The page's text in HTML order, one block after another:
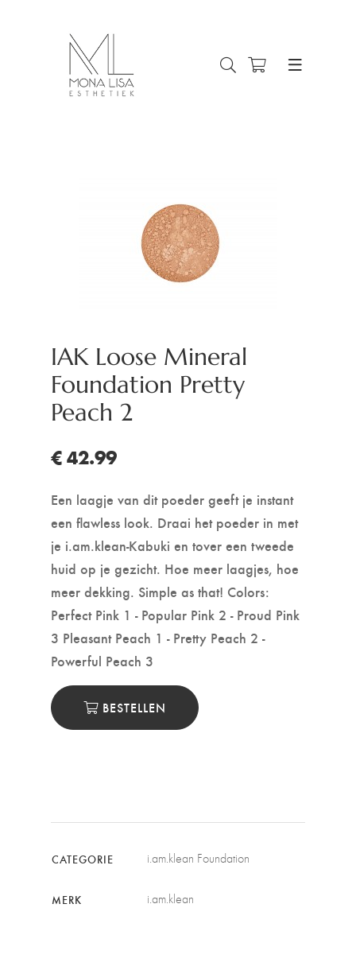
IAK Loose Mineral
Foundation Pretty
Peach 2
€ 42.99
Een laagje van dit poeder geeft je instant
een flawless look. Draai het poeder in met
je i.am.klean-Kabuki en tover een tweede
huid op je gezicht. Hoe meer laagjes, hoe
meer dekking. Simple as that! Colors:
Perfect Pink 1 - Popular Pink 2 - Proud Pink
3 Pleasant Peach 1 - Pretty Peach 2 -
Powerful Peach 3
BESTELLEN
CATEGORIE i.am.klean Foundation
MERK i.am.klean